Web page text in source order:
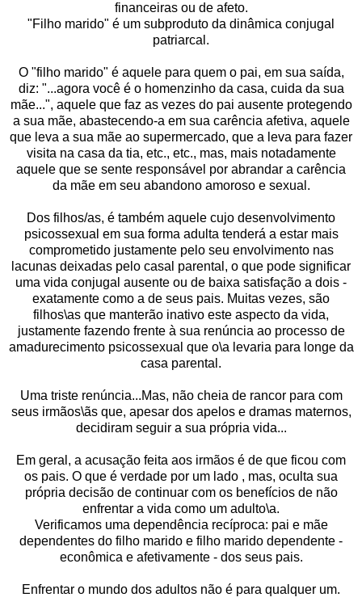
financeiras ou de afeto.
"Filho marido" é um subproduto da dinâmica conjugal
patriarcal.
O "filho marido" é aquele para quem o pai, em sua saída,
diz: "...agora você é o homenzinho da casa, cuida da sua
mãe...", aquele que faz as vezes do pai ausente protegendo
a sua mãe, abastecendo-a em sua carência afetiva, aquele
que leva a sua mãe ao supermercado, que a leva para fazer
visita na casa da tia, etc., etc., mas, mais notadamente
aquele que se sente responsável por abrandar a carência
da mãe em seu abandono amoroso e sexual.
Dos filhos/as, é também aquele cujo desenvolvimento
psicossexual em sua forma adulta tenderá a estar mais
comprometido justamente pelo seu envolvimento nas
lacunas deixadas pelo casal parental, o que pode significar
uma vida conjugal ausente ou de baixa satisfação a dois -
exatamente como a de seus pais. Muitas vezes, são
filhos\as que manterão inativo este aspecto da vida,
justamente fazendo frente à sua renúncia ao processo de
amadurecimento psicossexual que o\a levaria para longe da
casa parental.
Uma triste renúncia...Mas, não cheia de rancor para com
seus irmãos\ãs que, apesar dos apelos e dramas maternos,
decidiram seguir a sua própria vida...
Em geral, a acusação feita aos irmãos é de que ficou com
os pais. O que é verdade por um lado , mas, oculta sua
própria decisão de continuar com os benefícios de não
enfrentar a vida como um adulto\a.
Verificamos uma dependência recíproca: pai e mãe
dependentes do filho marido e filho marido dependente -
econômica e afetivamente - dos seus pais.
Enfrentar o mundo dos adultos não é para qualquer um.